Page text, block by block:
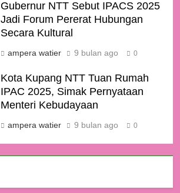
Gubernur NTT Sebut IPACS 2025
Jadi Forum Pererat Hubungan
Secara Kultural
ampera watier 9 bulan ago 0
Kota Kupang NTT Tuan Rumah
IPAC 2025, Simak Pernyataan
Menteri Kebudayaan
ampera watier 9 bulan ago 0